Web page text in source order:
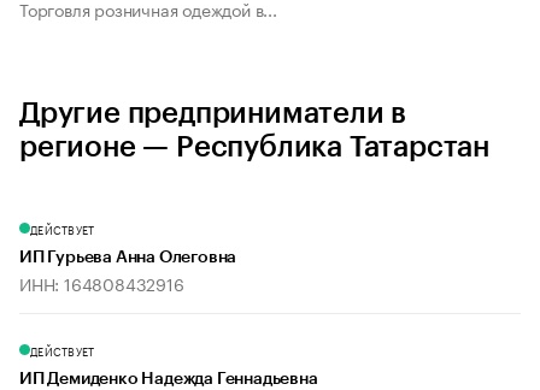
Торговля розничная одеждой в...
Другие предприниматели в
регионе — Республика Татарстан
ДЕЙСТВУЕТ
ИП Гурьева Анна Олеговна
ИНН: 164808432916
ДЕЙСТВУЕТ
ИП Демиденко Надежда Геннадьевна